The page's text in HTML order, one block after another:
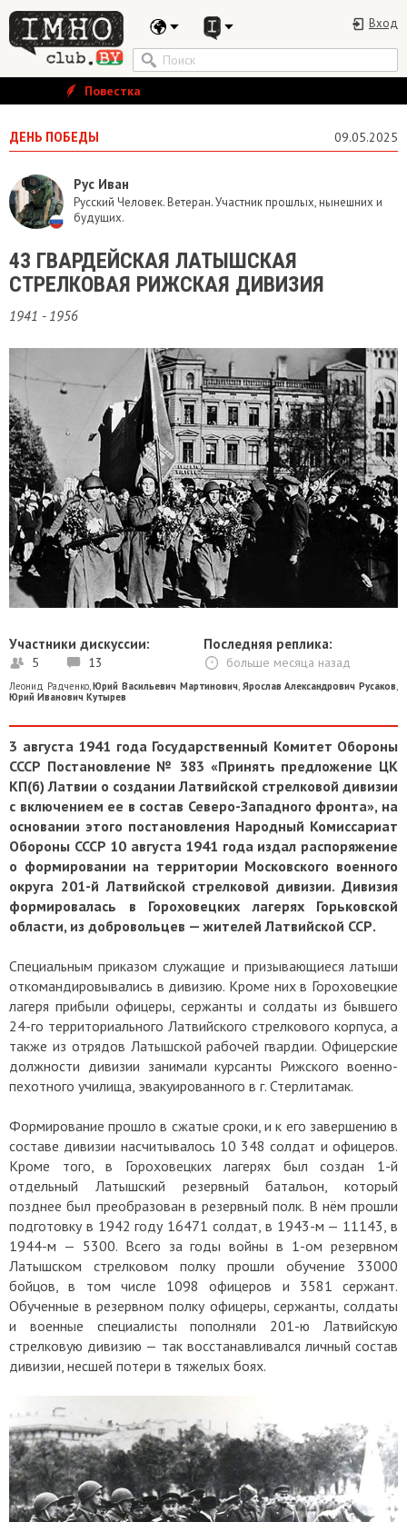
Вход
Повестка
ДЕНЬ ПОБЕДЫ 09.05.2025
Рус Иван
Русский Человек. Ветеран. Участник прошлых, нынешних и
будущих.
​43 ГВАРДЕЙСКАЯ ЛАТЫШСКАЯ
СТРЕЛКОВАЯ РИЖСКАЯ ДИВИЗИЯ
1941 - 1956
Участники дискуссии:
5 13
Последняя реплика:
больше месяца назад
Леонид Радченко,Юрий Васильевич Мартинович, Ярослав Александрович Русаков,
Юрий Иванович Кутырев
3 августа 1941 года Государственный Комитет Обороны
СССР Постановление № 383 «Принять предложение ЦК
КП(б) Латвии о создании Латвийской стрелковой дивизии
с включением ее в состав Северо-Западного фронта», на
основании этого постановления Народный Комиссариат
Обороны СССР 10 августа 1941 года издал распоряжение
о формировании на территории Московского военного
округа 201-й Латвийской стрелковой дивизии. Дивизия
формировалась в Гороховецких лагерях Горьковской
области, из добровольцев — жителей Латвийской ССР.
Специальным приказом служащие и призывающиеся латыши
откомандировывались в дивизию. Кроме них в Гороховецкие
лагеря прибыли офицеры, сержанты и солдаты из бывшего
24-го территориального Латвийского стрелкового корпуса, а
также из отрядов Латышской рабочей гвардии. Офицерские
должности дивизии занимали курсанты Рижского военно-
пехотного училища, эвакуированного в г. Стерлитамак.
Формирование прошло в сжатые сроки, и к его завершению в
составе дивизии насчитывалось 10 348 солдат и офицеров.
Кроме того, в Гороховецких лагерях был создан 1-й
отдельный Латышский резервный батальон, который
позднее был преобразован в резервный полк. В нём прошли
подготовку в 1942 году 16471 солдат, в 1943-м — 11143, в
1944-м — 5300. Всего за годы войны в 1-ом резервном
Латышском стрелковом полку прошли обучение 33000
бойцов, в том числе 1098 офицеров и 3581 сержант.
Обученные в резервном полку офицеры, сержанты, солдаты
и военные специалисты пополняли 201-ю Латвийскую
стрелковую дивизию — так восстанавливался личный состав
дивизии, несшей потери в тяжелых боях.